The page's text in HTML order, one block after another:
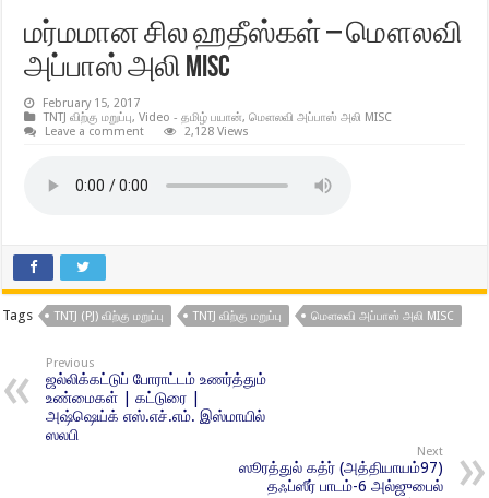
மர்மமான சில ஹதீஸ்கள் – மௌலவி
அப்பாஸ் அலி MISC
February 15, 2017
TNTJ விற்கு மறுப்பு,Video - தமிழ் பயான்,மௌலவி அப்பாஸ் அலி MISC
Leave a comment
2,128 Views
Tags TNTJ (PJ) விற்கு மறுப்பு TNTJ விற்கு மறுப்பு மௌலவி அப்பாஸ் அலி MISC
Previous
ஜல்லிக்கட்டுப் போராட்டம் உணர்த்தும்
உண்மைகள் | கட்டுரை |
அஷ்ஷெய்க் எஸ்.எச்.எம். இஸ்மாயில்
ஸலபி
Next
ஸூரத்துல் கத்ர் (அத்தியாயம்97)
தஃப்ஸீர் பாடம்-6 அல்ஜுபைல்